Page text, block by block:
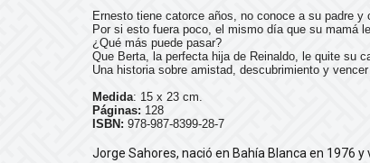
Ernesto tiene catorce años, no conoce a su padre
Por si esto fuera poco, el mismo día que su mamá
¿Qué más puede pasar?
Que Berta, la perfecta hija de Reinaldo, le quite su
Una historia sobre amistad, descubrimiento y
Medida: 15 x 23 cm.
Páginas: 128
ISBN: 978-987-8399-28-7
Jorge Sahores, nació en Bahía Blanca en 1976